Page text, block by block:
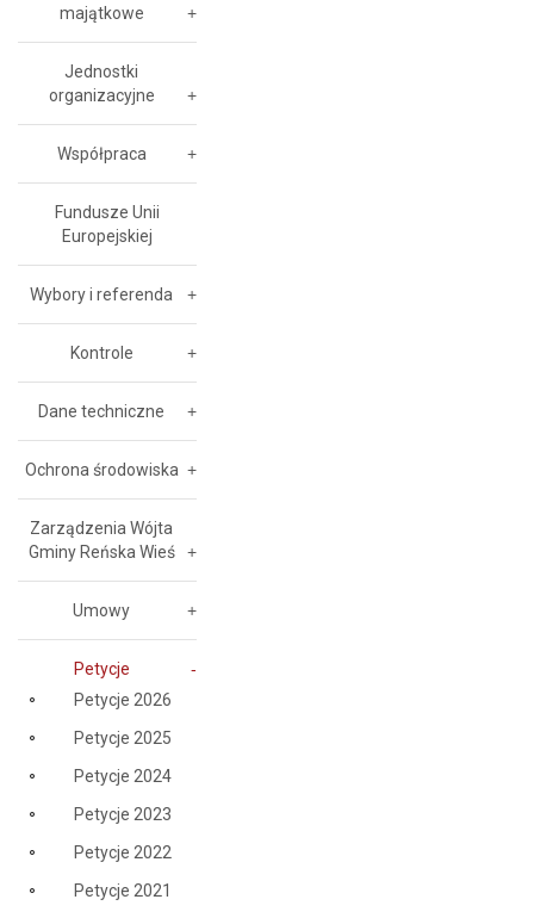
majątkowe
Jednostki
organizacyjne
Współpraca
Fundusze Unii
Europejskiej
Wybory i referenda
Kontrole
Dane techniczne
Ochrona środowiska
Zarządzenia Wójta
Gminy Reńska Wieś
Umowy
Petycje
Petycje 2026
Petycje 2025
Petycje 2024
Petycje 2023
Petycje 2022
Petycje 2021